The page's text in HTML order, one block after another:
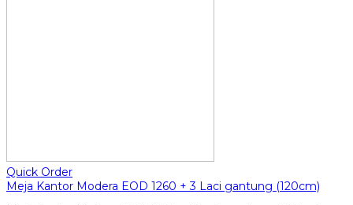
Quick Order
Meja Kantor Modera EOD 1260 + 3 Laci gantung (120cm)